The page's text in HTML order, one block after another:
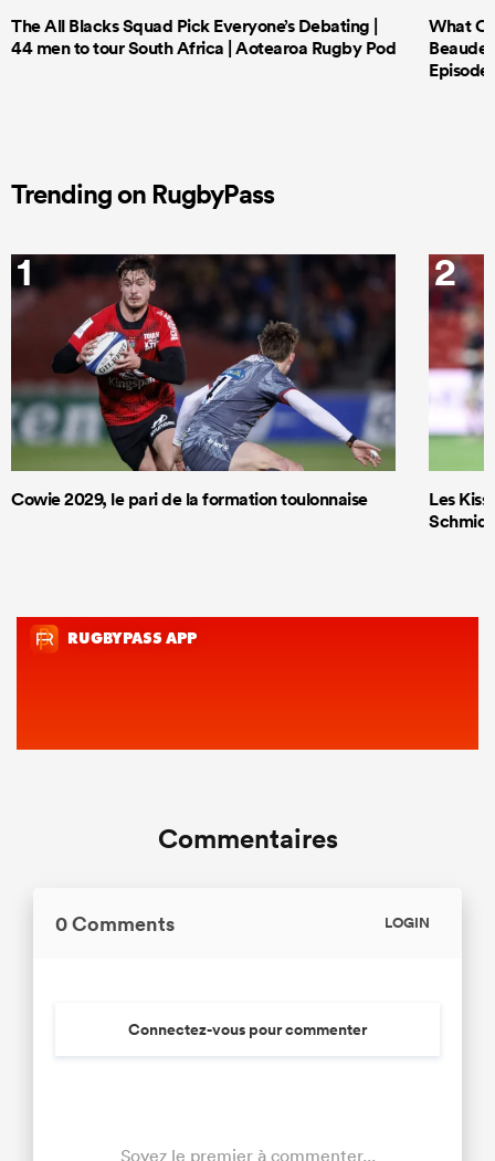
The All Blacks Squad Pick Everyone’s Debating |
44 men to tour South Africa | Aotearoa Rugby Pod
What
Episode
Trending on RugbyPass
1
Cowie 2029, le pari de la formation toulonnaise
2
Les
Schmidt
Commentaires
0 Comments LOGIN
Connectez-vous pour commenter
Soyez le premier à commenter...